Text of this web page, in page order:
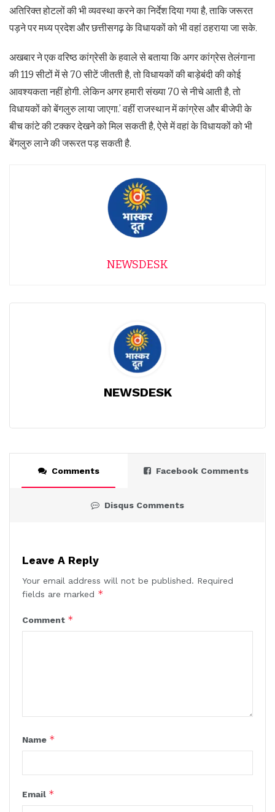
अतिरिक्त होटलों की भी व्यवस्था करने का निर्देश दिया गया है, ताकि जरूरत
पड़ने पर मध्य प्रदेश और छत्तीसगढ़ के विधायकों को भी वहां ठहराया जा सके.
अखबार ने एक वरिष्ठ कांग्रेसी के हवाले से बताया कि अगर कांग्रेस तेलंगाना
की 119 सीटों में से 70 सीटें जीतती है, तो विधायकों की बाड़ेबंदी की कोई
आवश्यकता नहीं होगी. लेकिन अगर हमारी संख्या 70 से नीचे आती है, तो
विधायकों को बेंगलुरु लाया जाएगा.’ वहीं राजस्थान में कांग्रेस और बीजेपी के
बीच कांटे की टक्कर देखने को मिल सकती है, ऐसे में वहां के विधायकों को भी
बेंगलुरु लाने की जरूरत पड़ सकती है.
NEWSDESK
NEWSDESK
Comments Facebook Comments
Disqus Comments
Leave A Reply
Your email address will not be published. Required
fields are marked *
Comment *
Name *
Email *